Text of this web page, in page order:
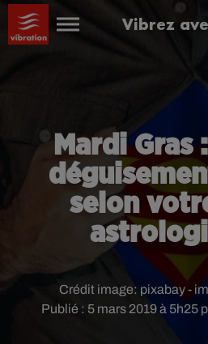
Vibrez
Mardi Gras
selon
Publié : 5 mars 2019 à 5h25
Crédit image: pixabay -